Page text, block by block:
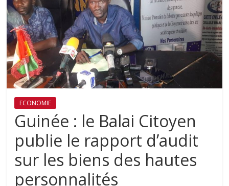
ECONOMIE
Guinée : le Balai Citoyen
publie le rapport d’audit
sur les biens des hautes
personnalités